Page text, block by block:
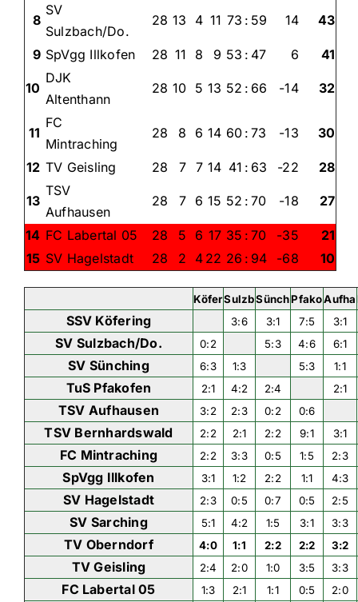
8
SV
Sulzbach/Do.
28 13 4 11 73 : 59 14 43
9 SpVgg Illkofen 28 11 8 9 53 : 47 6 41
10
DJK
Altenthann
28 10 5 13 52 : 66 -14 32
11
FC
Mintraching
28 8 6 14 60 : 73 -13 30
12 TV Geisling 28 7 7 14 41 : 63 -22 28
13
TSV
Aufhausen
28 7 6 15 52 : 70 -18 27
14 FC Labertal 05 28 5 6 17 35 : 70 -35
21
15 SV Hagelstadt 28 2 4 22 26 : 94 -68 10
KöferSulzbSünchPfakoAufha
SSV Köfering 3:6 3:1 7:5 3:1
SV Sulzbach/Do. 0:2 5:3 4:6 6:1
SV Sünching 6:3 1:3 5:3 1:1
TuS Pfakofen 2:1 4:2 2:4 2:1
TSV Aufhausen 3:2 2:3 0:2 0:6
TSV Bernhardswald 2:2 2:1 2:2 9:1 3:1
FC Mintraching 2:2 3:3 0:5 1:5 2:3
SpVgg Illkofen 3:1 1:2 2:2 1:1 4:3
SV Hagelstadt 2:3 0:5 0:7 0:5 2:5
SV Sarching 5:1 4:2 1:5 3:1 3:3
TV Oberndorf 4:0 1:1 2:2 2:2 3:2
TV Geisling 2:4 2:0 1:0 3:5 3:3
FC Labertal 05 1:3 2:1 1:1 0:5 2:0